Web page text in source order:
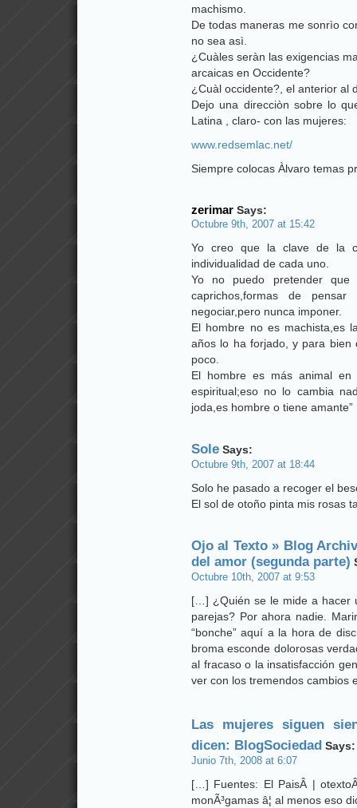
machismo.
De todas maneras me sonrìo
no sea asì.
¿Cuàles seràn las exigencias
arcaicas en Occidente?
¿Cuàl occidente?, el anterior al
Dejo una direcciòn sobre lo
Latina , claro- con las mujeres:
www.redsemlac.net/
Siempre colocas Àlvaro temas
zerimar Says:
Octubre 9th, 2007 at 15:42
Yo creo que la clave de la
individualidad de cada uno.
Yo no puedo pretender
caprichos,formas de
negociar,pero nunca imponer.
El hombre no es machista,es
años lo ha forjado, y para bien
poco.
El hombre es más animal en
espiritual;eso no lo cambia
joda,es hombre o tiene amante”
Sole Says:
Octubre 9th, 2007 at 18:44
Solo he pasado a recoger el
El sol de otoño pinta mis rosas
Ojo al Texto » Blog
del amor (segunda parte)
Octubre 10th, 2007 at 9:53
[…] ¿Quién se le mide a hacer
parejas? Por ahora nadie.
“bonche” aquí a la hora de
broma esconde dolorosas
al fracaso o la insatisfacción
ver con los tremendos
Las mujeres siguen
dicen: BlogSociedad Says:
Junio 7th, 2008 at 6:07
[…] Fuentes: El PaisÂ |
monÃ³gamas â¦ al menos eso